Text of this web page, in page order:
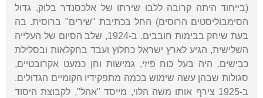
(בייחוד היתה קרובה ללבו שירתו של אלכסנדר בלוק, גדול
הסימבוליסטים הרוסים) החל בכתיבת "שירים" ברוסית. בה
בעת שיחק בבימות חובבים. ב-1924, שלב הסיום של העלייה
השלישית, הגיע לארץ ישראל כחלוץ ועבד בחקלאות ובסלילת
כבישים. היה בעל כוח פיזי, גמישות וחן כמעט אקרובטיים,
סגולות שבהן עשה שימוש בכמה מתפקידיו הקומיים הגדולים.
ב-1925 צירף אותו משה הלוי, מייסד "אהל", לקבוצת היסוד